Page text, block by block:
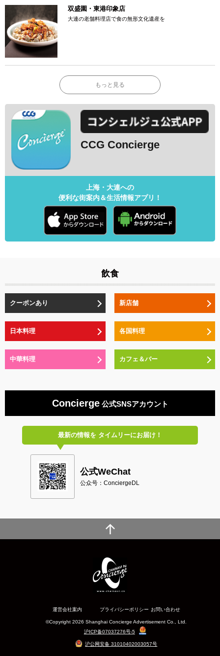
双盛園・東港印象店
大連の老舗料理店で食の無形文化遺産を
もっと見る
CCG Concierge
上海・大連への
便利な街案内＆生活情報アプリ！
飲食
クーポンあり 新店舗
日本料理 各国料理
中華料理 カフェ＆バー
Concierge公式SNSアカウント
最新の情報をタイムリーにお届け！
公式WeChat
公众号：ConciergeDL
運営会社案内 プライバシーポリシー お問い合わせ
©Copyright 2026 Shanghai Concierge Advertisement Co., Ltd.
沪ICP备07037276号-5
沪公网安备 31010402003057号